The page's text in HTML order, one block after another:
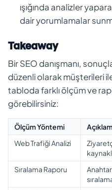
ışığında analizler
dair yorumlamalar
Takeaway
Bir SEO danışmanı,
düzenli olarak müşterileri
tabloda farklı ölçüm ve
görebilirsiniz:
Ölçüm Yöntemi
Web Trafiği Analizi
Sıralama Raporu